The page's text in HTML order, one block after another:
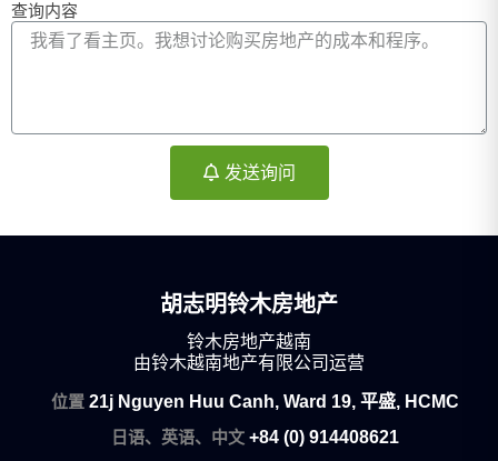
查询内容
发送询问
胡志明铃木房地产
铃木房地产越南
由铃木越南地产有限公司运营
位置 21j Nguyen Huu Canh, Ward 19, 平盛, HCMC
日语、英语、中文 +84 (0) 914408621